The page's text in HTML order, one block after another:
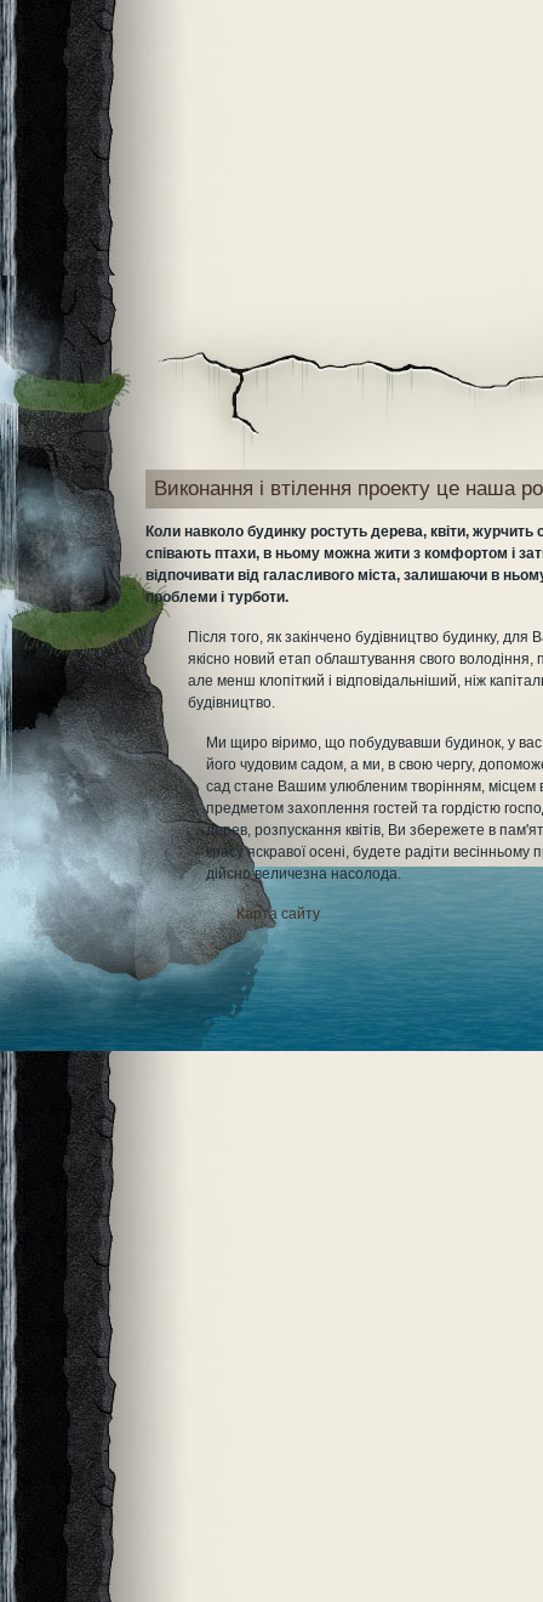
Виконання і втілення проекту це наша
Коли навколо будинку ростуть дерева, квіти, журчить
співають птахи, в ньому можна жити з комфортом і
відпочивати від галасливого міста, залишаючи в
проблеми і турботи.
Після того, як закінчено будівництво будинку, для
якісно новий етап облаштування свого володіння,
але менш клопіткий і відповідальніший, ніж
будівництво.
Ми щиро віримо, що побудувавши будинок, у
його чудовим садом, а ми, в свою чергу,
сад стане Вашим улюбленим творінням, місцем
предметом захоплення гостей та гордістю
дерев, розпускання квітів, Ви збережете в
красу яскравої осені, будете радіти весінньому
дійсно величезна насолода.
Карта сайту